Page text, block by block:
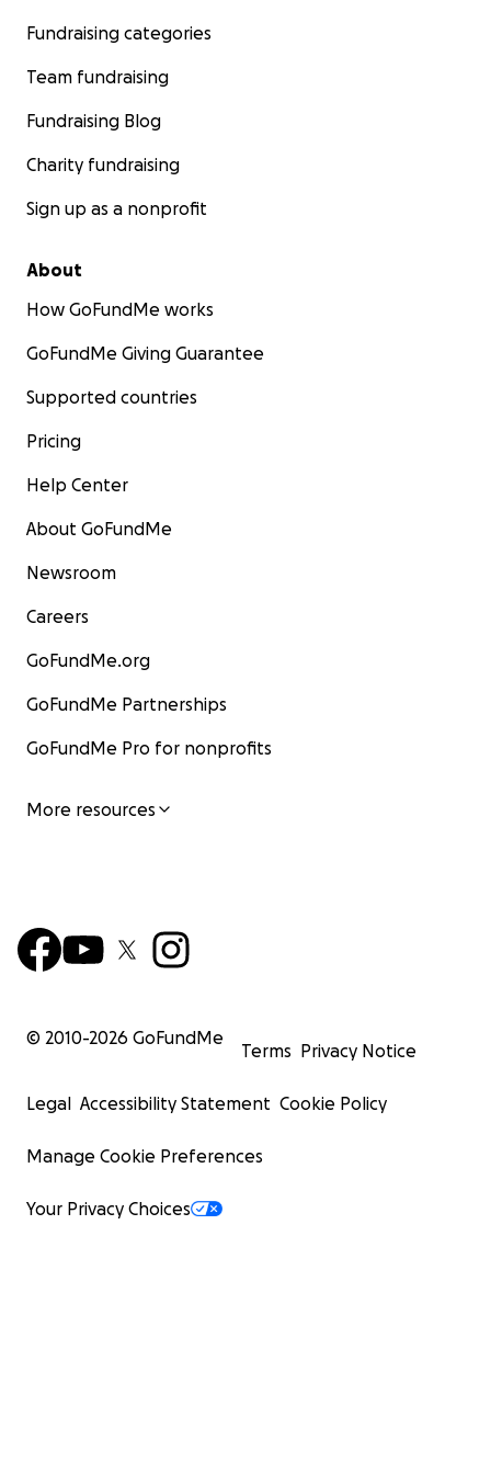
Fundraising categories
Team fundraising
Fundraising Blog
Charity fundraising
Sign up as a nonprofit
About
How GoFundMe works
GoFundMe Giving Guarantee
Supported countries
Pricing
Help Center
About GoFundMe
Newsroom
Careers
GoFundMe.org
GoFundMe Partnerships
GoFundMe Pro for nonprofits
More resources
© 2010-2026 GoFundMe
Terms Privacy Notice
Legal Accessibility Statement Cookie Policy
Manage Cookie Preferences
Your Privacy Choices